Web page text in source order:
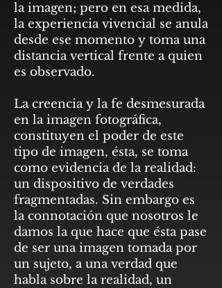
la imagen; pero en esa medida,
la experiencia vivencial se anula
desde ese momento y toma una
distancia vertical frente a quien
es observado.
La creencia y la fe desmesurada
en la imagen fotográfica,
constituyen el poder de este
tipo de imagen, ésta, se toma
como evidencia de la realidad:
un dispositivo de verdades
fragmentadas. Sin embargo es
la connotación que nosotros le
damos la que hace que ésta pase
de ser una imagen tomada por
un sujeto, a una verdad que
habla sobre la realidad, un